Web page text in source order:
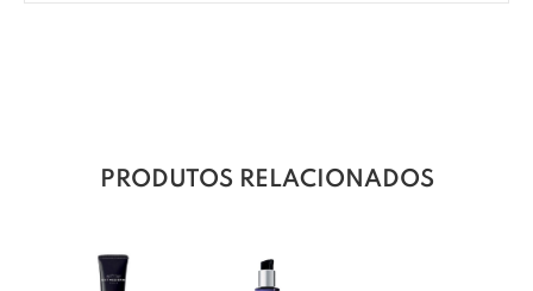
PRODUTOS RELACIONADOS